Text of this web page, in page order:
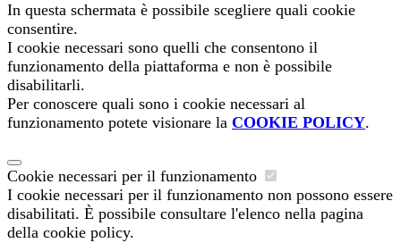
In questa schermata è possibile scegliere quali cookie
consentire.
I cookie necessari sono quelli che consentono il
funzionamento della piattaforma e non è possibile
disabilitarli.
Per conoscere quali sono i cookie necessari al
funzionamento potete visionare la COOKIE POLICY.
Cookie necessari per il funzionamento
I cookie necessari per il funzionamento non possono essere
disabilitati. È possibile consultare l'elenco nella pagina
della cookie policy.